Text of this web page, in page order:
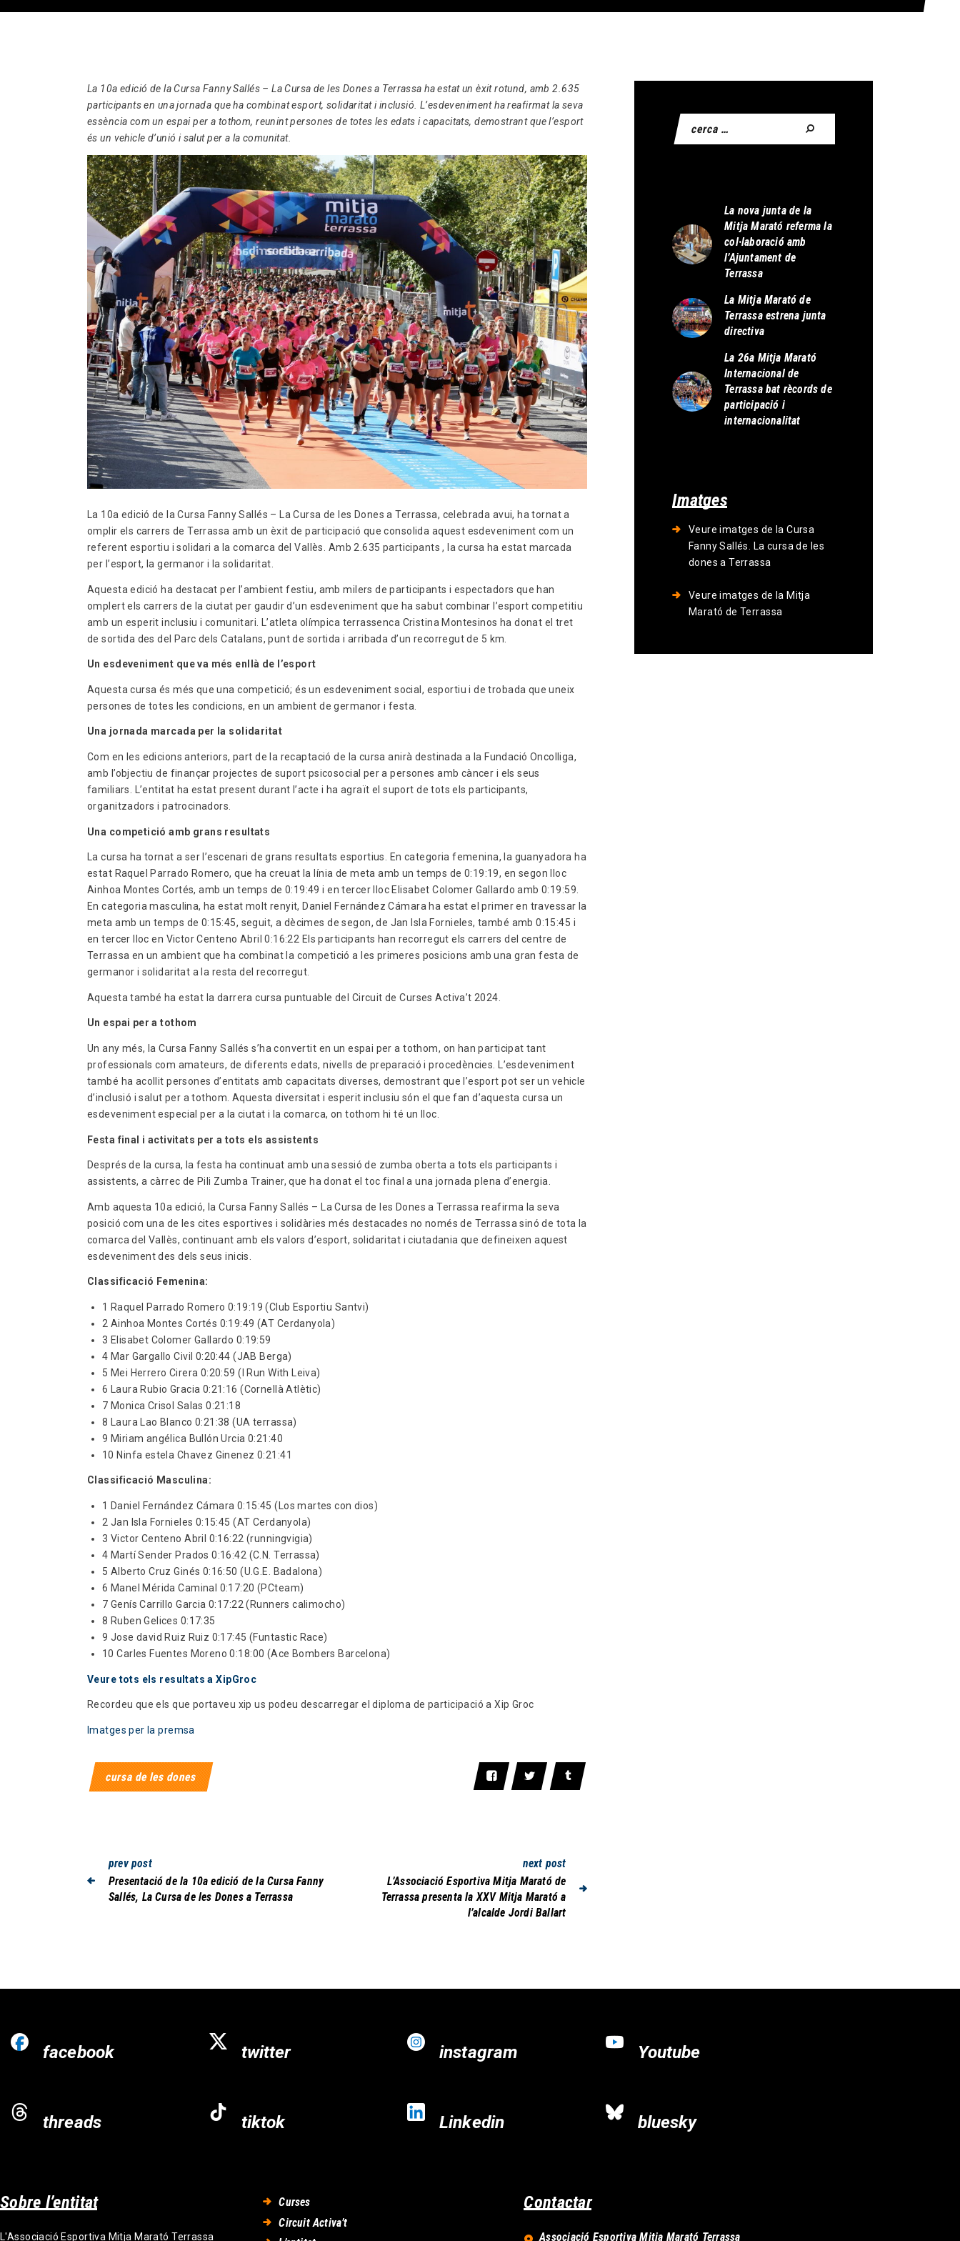
La 10a edició de la Cursa Fanny Sallés – La Cursa de les Dones a Terrassa ha estat un èxit rotund, amb 2.635
participants en una jornada que ha combinat esport, solidaritat i inclusió. L’esdeveniment ha reafirmat la seva
essència com un espai per a tothom, reunint persones de totes les edats i capacitats, demostrant que l’esport
és un vehicle d’unió i salut per a la comunitat.
La 10a edició de la Cursa Fanny Sallés – La Cursa de les Dones a Terrassa, celebrada avui, ha tornat a
omplir els carrers de Terrassa amb un èxit de participació que consolida aquest esdeveniment com un
referent esportiu i solidari a la comarca del Vallès. Amb 2.635 participants , la cursa ha estat marcada
per l’esport, la germanor i la solidaritat.
Aquesta edició ha destacat per l’ambient festiu, amb milers de participants i espectadors que han
omplert els carrers de la ciutat per gaudir d’un esdeveniment que ha sabut combinar l’esport competitiu
amb un esperit inclusiu i comunitari. L’atleta olímpica terrassenca Cristina Montesinos ha donat el tret
de sortida des del Parc dels Catalans, punt de sortida i arribada d’un recorregut de 5 km.
Un esdeveniment que va més enllà de l’esport
Aquesta cursa és més que una competició; és un esdeveniment social, esportiu i de trobada que uneix
persones de totes les condicions, en un ambient de germanor i festa.
Una jornada marcada per la solidaritat
Com en les edicions anteriors, part de la recaptació de la cursa anirà destinada a la Fundació Oncolliga,
amb l’objectiu de finançar projectes de suport psicosocial per a persones amb càncer i els seus
familiars. L’entitat ha estat present durant l’acte i ha agraït el suport de tots els participants,
organitzadors i patrocinadors.
Una competició amb grans resultats
La cursa ha tornat a ser l’escenari de grans resultats esportius. En categoria femenina, la guanyadora ha
estat Raquel Parrado Romero, que ha creuat la línia de meta amb un temps de 0:19:19, en segon lloc
Ainhoa Montes Cortés, amb un temps de 0:19:49 i en tercer lloc Elisabet Colomer Gallardo amb 0:19:59.
En categoria masculina, ha estat molt renyit, Daniel Fernández Cámara ha estat el primer en travessar la
meta amb un temps de 0:15:45, seguit, a dècimes de segon, de Jan Isla Fornieles, també amb 0:15:45 i
en tercer lloc en Victor Centeno Abril 0:16:22 Els participants han recorregut els carrers del centre de
Terrassa en un ambient que ha combinat la competició a les primeres posicions amb una gran festa de
germanor i solidaritat a la resta del recorregut.
Aquesta també ha estat la darrera cursa puntuable del Circuit de Curses Activa’t 2024.
Un espai per a tothom
Un any més, la Cursa Fanny Sallés s’ha convertit en un espai per a tothom, on han participat tant
professionals com amateurs, de diferents edats, nivells de preparació i procedències. L’esdeveniment
també ha acollit persones d’entitats amb capacitats diverses, demostrant que l’esport pot ser un vehicle
d’inclusió i salut per a tothom. Aquesta diversitat i esperit inclusiu són el que fan d’aquesta cursa un
esdeveniment especial per a la ciutat i la comarca, on tothom hi té un lloc.
Festa final i activitats per a tots els assistents
Després de la cursa, la festa ha continuat amb una sessió de zumba oberta a tots els participants i
assistents, a càrrec de Pili Zumba Trainer, que ha donat el toc final a una jornada plena d’energia.
Amb aquesta 10a edició, la Cursa Fanny Sallés – La Cursa de les Dones a Terrassa reafirma la seva
posició com una de les cites esportives i solidàries més destacades no només de Terrassa sinó de tota la
comarca del Vallès, continuant amb els valors d’esport, solidaritat i ciutadania que defineixen aquest
esdeveniment des dels seus inicis.
Classificació Femenina:
1 Raquel Parrado Romero 0:19:19 (Club Esportiu Santvi)
2 Ainhoa Montes Cortés 0:19:49 (AT Cerdanyola)
3 Elisabet Colomer Gallardo 0:19:59
4 Mar Gargallo Civil 0:20:44 (JAB Berga)
5 Mei Herrero Cirera 0:20:59 (I Run With Leiva)
6 Laura Rubio Gracia 0:21:16 (Cornellà Atlètic)
7 Monica Crisol Salas 0:21:18
8 Laura Lao Blanco 0:21:38 (UA terrassa)
9 Miriam angélica Bullón Urcia 0:21:40
10 Ninfa estela Chavez Ginenez 0:21:41
Classificació Masculina:
1 Daniel Fernández Cámara 0:15:45 (Los martes con dios)
2 Jan Isla Fornieles 0:15:45 (AT Cerdanyola)
3 Victor Centeno Abril 0:16:22 (runningvigia)
4 Martí Sender Prados 0:16:42 (C.N. Terrassa)
5 Alberto Cruz Ginés 0:16:50 (U.G.E. Badalona)
6 Manel Mérida Caminal 0:17:20 (PCteam)
7 Genís Carrillo Garcia 0:17:22 (Runners calimocho)
8 Ruben Gelices 0:17:35
9 Jose david Ruiz Ruiz 0:17:45 (Funtastic Race)
10 Carles Fuentes Moreno 0:18:00 (Ace Bombers Barcelona)
Veure tots els resultats a XipGroc
Recordeu que els que portaveu xip us podeu descarregar el diploma de participació a Xip Groc
Imatges per la premsa
cursa de les dones
prev post
Presentació de la 10a edició de la Cursa Fanny
Sallés, La Cursa de les Dones a Terrassa
next post
L’Associació Esportiva Mitja Marató de
Terrassa presenta la XXV Mitja Marató a
l’alcalde Jordi Ballart
La nova junta de la
Mitja Marató referma la
col·laboració amb
l’Ajuntament de
Terrassa
La Mitja Marató de
Terrassa estrena junta
directiva
La 26a Mitja Marató
Internacional de
Terrassa bat rècords de
participació i
internacionalitat
Imatges
Veure imatges de la Cursa
Fanny Sallés. La cursa de les
dones a Terrassa
Veure imatges de la Mitja
Marató de Terrassa
facebook twitter instagram Youtube
threads tiktok Linkedin bluesky
Sobre l’entitat
L'Associació Esportiva Mitja Marató Terrassa
Curses
Circuit Activa’t
Contactar
Associació Esportiva Mitja Marató Terrassa